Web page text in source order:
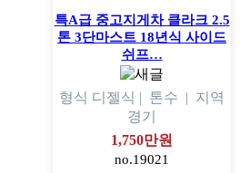
특A급 중고지게차 클라크 2.5
톤 3단마스트 18년식 사이드
쉬프…
형식 디젤식 | 톤수 | 지역
경기
1,750만원
no.19021